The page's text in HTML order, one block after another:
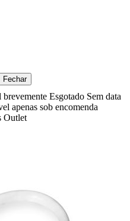
Fechar
Esgotado Sem data
apenas sob encomenda
Outlet